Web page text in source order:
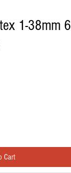
1-38mm 6
Cart